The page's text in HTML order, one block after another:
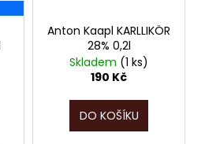
Anton Kaapl KARLLIKÖR
28% 0,2l
Skladem (1 ks)
190 Kč
DO KOŠÍKU